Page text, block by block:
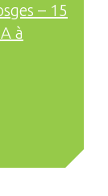
– 15
à